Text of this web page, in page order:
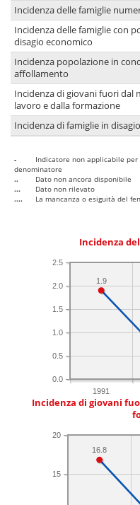
Incidenza delle famiglie
Incidenza delle famiglie con
disagio economico
Incidenza popolazione in
affollamento
Incidenza di giovani fuori dal
lavoro e dalla formazione
Incidenza di famiglie in
-
Indicatore non applicabile
denominatore
..
Dato non ancora disponibile
...
Dato non rilevato
....
La mancanza o esiguità del
Incidenza
1991
0.0
0.5
1.0
1.5
2.0
2.5
1.9
Incidenza di giovani
15
20
16.8